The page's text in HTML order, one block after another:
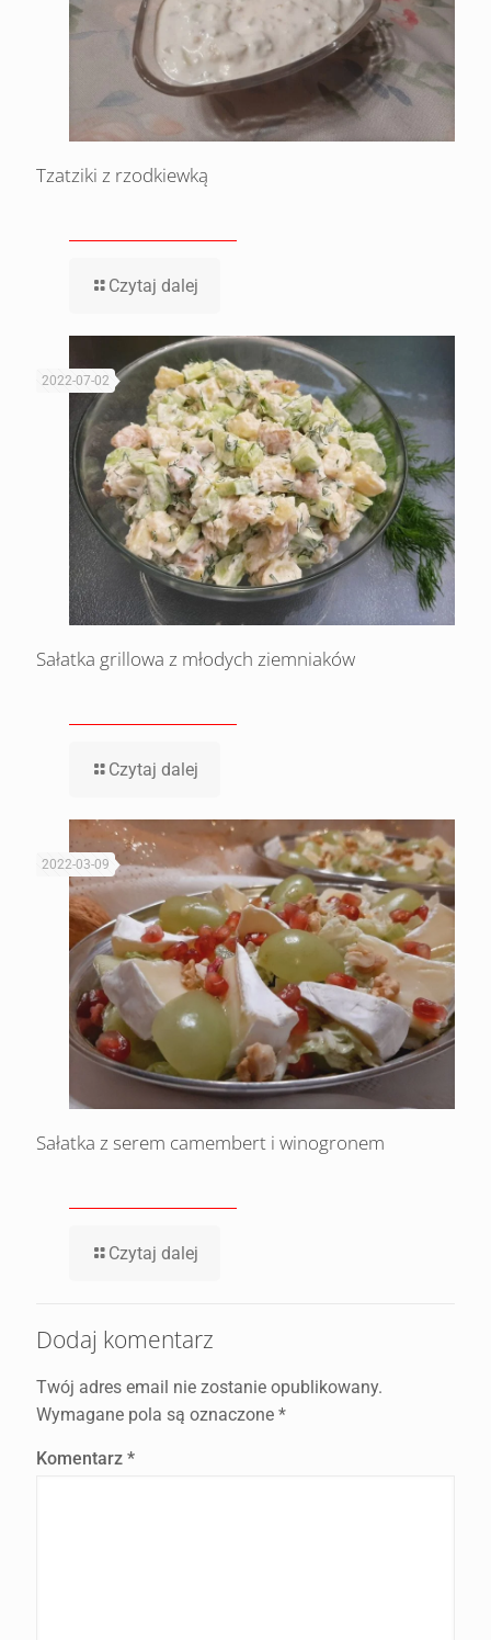
Tzatziki z rzodkiewką
Czytaj dalej
2022-07-02
Sałatka grillowa z młodych ziemniaków
Czytaj dalej
2022-03-09
Sałatka z serem camembert i winogronem
Czytaj dalej
Dodaj komentarz
Twój adres email nie zostanie opublikowany.
Wymagane pola są oznaczone *
Komentarz *